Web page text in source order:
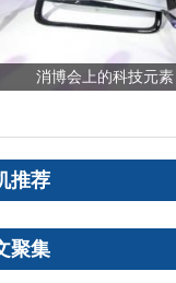
消博会上的科技元素
推荐
聚集